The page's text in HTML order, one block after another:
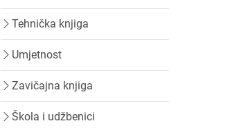
Tehnička knjiga
Umjetnost
Zavičajna knjiga
Škola i udžbenici